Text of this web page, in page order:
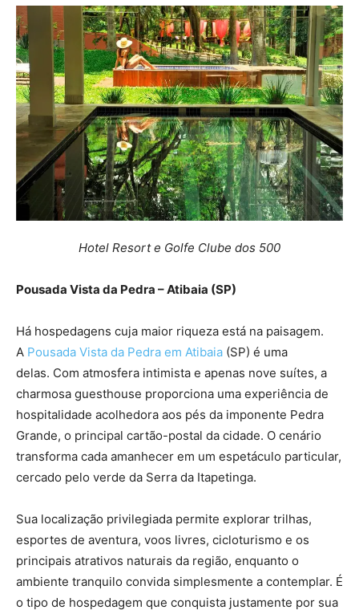
Hotel Resort e Golfe Clube dos 500
Pousada Vista da Pedra – Atibaia (SP)
Há hospedagens cuja maior riqueza está na paisagem.
A Pousada Vista da Pedra em Atibaia (SP) é uma
delas. Com atmosfera intimista e apenas nove suítes, a
charmosa guesthouse proporciona uma experiência de
hospitalidade acolhedora aos pés da imponente Pedra
Grande, o principal cartão-postal da cidade. O cenário
transforma cada amanhecer em um espetáculo particular,
cercado pelo verde da Serra da Itapetinga.
Sua localização privilegiada permite explorar trilhas,
esportes de aventura, voos livres, cicloturismo e os
principais atrativos naturais da região, enquanto o
ambiente tranquilo convida simplesmente a contemplar. É
o tipo de hospedagem que conquista justamente por sua